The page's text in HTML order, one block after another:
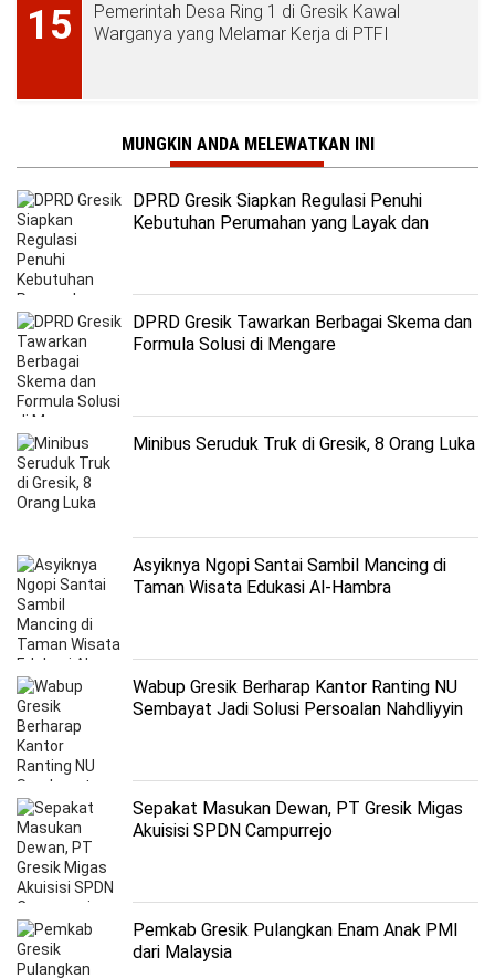
15
Pemerintah Desa Ring 1 di Gresik Kawal
Warganya yang Melamar Kerja di PTFI
MUNGKIN ANDA MELEWATKAN INI
DPRD Gresik Siapkan Regulasi Penuhi
Kebutuhan Perumahan yang Layak dan
DPRD Gresik Tawarkan Berbagai Skema dan
Formula Solusi di Mengare
Minibus Seruduk Truk di Gresik, 8 Orang Luka
Asyiknya Ngopi Santai Sambil Mancing di
Taman Wisata Edukasi Al-Hambra
Wabup Gresik Berharap Kantor Ranting NU
Sembayat Jadi Solusi Persoalan Nahdliyyin
Sepakat Masukan Dewan, PT Gresik Migas
Akuisisi SPDN Campurrejo
Pemkab Gresik Pulangkan Enam Anak PMI
dari Malaysia